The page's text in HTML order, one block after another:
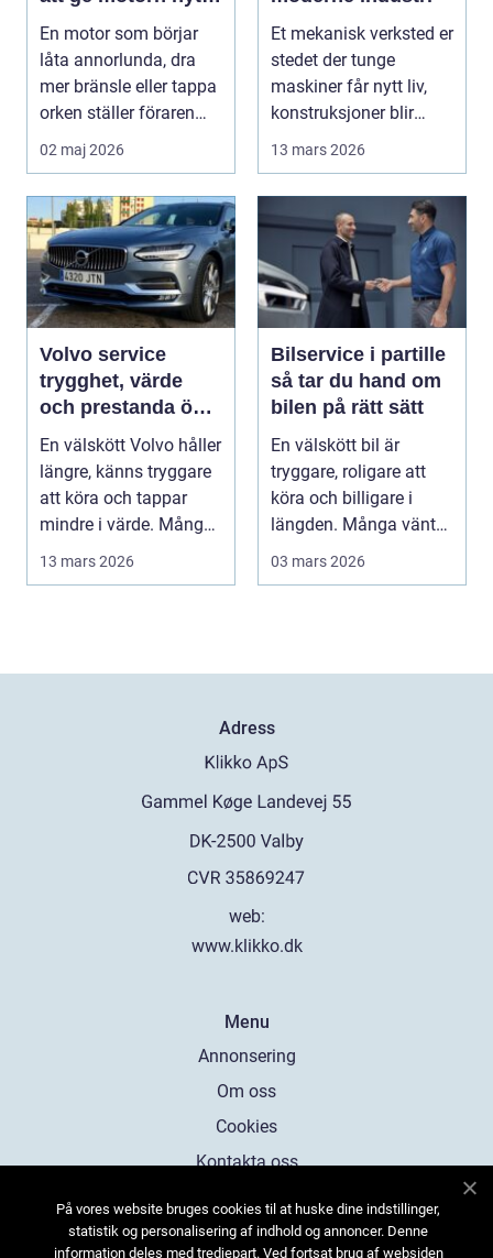
liv?
En motor som börjar
låta annorlunda, dra
mer bränsle eller tappa
orken ställer föraren
inför ett val...
02 maj 2026
Et mekanisk verksted er
stedet der tunge
maskiner får nytt liv,
konstruksjoner blir
bygget, og...
13 mars 2026
Volvo service
trygghet, värde
och prestanda över
tid
En välskött Volvo håller
längre, känns tryggare
att köra och tappar
mindre i värde. Många
bilägare v...
13 mars 2026
Bilservice i partille
så tar du hand om
bilen på rätt sätt
En välskött bil är
tryggare, roligare att
köra och billigare i
längden. Många väntar
ändå för länge ...
03 mars 2026
Adress
web:
www.klikko.dk
Menu
Annonsering
Om oss
Cookies
Kontakta oss
På vores website bruges cookies til at huske dine indstillinger,
statistik og personalisering af indhold og annoncer. Denne
information deles med tredjepart. Ved fortsat brug af websiden